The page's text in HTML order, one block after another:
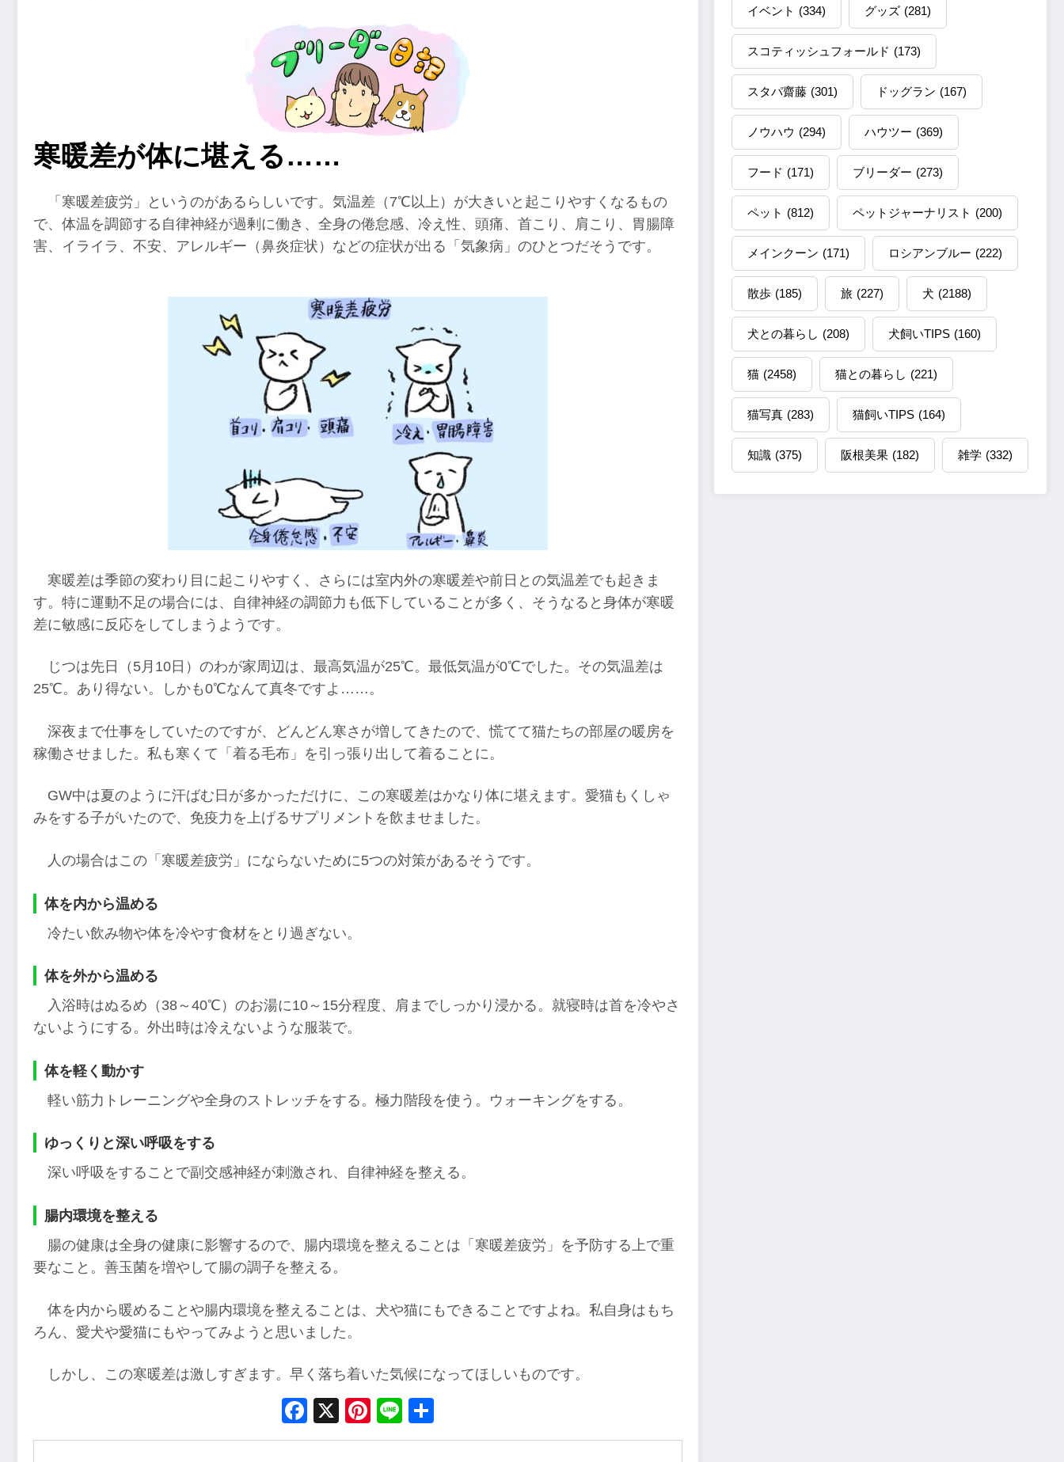
寒暖差が体に堪える……
「寒暖差疲労」というのがあるらしいです。気温差（7℃以上）が大きいと起こりやすくなるもの
で、体温を調節する自律神経が過剰に働き、全身の倦怠感、冷え性、頭痛、首こり、肩こり、胃腸障
害、イライラ、不安、アレルギー（鼻炎症状）などの症状が出る「気象病」のひとつだそうです。
寒暖差は季節の変わり目に起こりやすく、さらには室内外の寒暖差や前日との気温差でも起きま
す。特に運動不足の場合には、自律神経の調節力も低下していることが多く、そうなると身体が寒暖
差に敏感に反応をしてしまうようです。
じつは先日（5月10日）のわが家周辺は、最高気温が25℃。最低気温が0℃でした。その気温差は
25℃。あり得ない。しかも0℃なんて真冬ですよ……。
深夜まで仕事をしていたのですが、どんどん寒さが増してきたので、慌てて猫たちの部屋の暖房を
稼働させました。私も寒くて「着る毛布」を引っ張り出して着ることに。
GW中は夏のように汗ばむ日が多かっただけに、この寒暖差はかなり体に堪えます。愛猫もくしゃ
みをする子がいたので、免疫力を上げるサプリメントを飲ませました。
人の場合はこの「寒暖差疲労」にならないために5つの対策があるそうです。
体を内から温める
冷たい飲み物や体を冷やす食材をとり過ぎない。
体を外から温める
入浴時はぬるめ（38～40℃）のお湯に10～15分程度、肩までしっかり浸かる。就寝時は首を冷やさ
ないようにする。外出時は冷えないような服装で。
体を軽く動かす
軽い筋力トレーニングや全身のストレッチをする。極力階段を使う。ウォーキングをする。
ゆっくりと深い呼吸をする
深い呼吸をすることで副交感神経が刺激され、自律神経を整える。
腸内環境を整える
腸の健康は全身の健康に影響するので、腸内環境を整えることは「寒暖差疲労」を予防する上で重
要なこと。善玉菌を増やして腸の調子を整える。
体を内から暖めることや腸内環境を整えることは、犬や猫にもできることですよね。私自身はもち
ろん、愛犬や愛猫にもやってみようと思いました。
しかし、この寒暖差は激しすぎます。早く落ち着いた気候になってほしいものです。
Facebook
X Pinterest
Line
イベント (334) グッズ (281)
スコティッシュフォールド (173)
スタパ齋藤 (301) ドッグラン (167)
ノウハウ (294) ハウツー (369)
フード (171) ブリーダー (273)
ペット (812) ペットジャーナリスト (200)
メインクーン (171) ロシアンブルー (222)
散歩 (185) 旅 (227) 犬 (2188)
犬との暮らし (208) 犬飼いTIPS (160)
猫 (2458) 猫との暮らし (221)
猫写真 (283) 猫飼いTIPS (164)
知識 (375) 阪根美果 (182) 雑学 (332)